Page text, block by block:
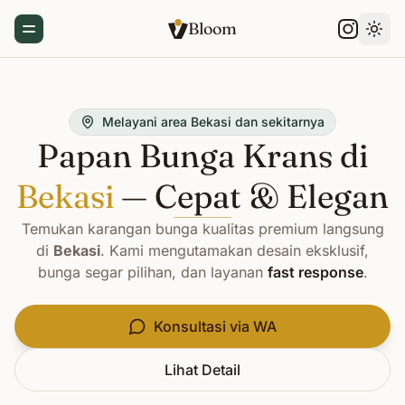
Toggle Menu Bloom
Melayani area Bekasi dan sekitarnya
Papan Bunga Krans di
Bekasi — Cepat & Elegan
Temukan karangan bunga kualitas premium langsung
di Bekasi. Kami mengutamakan desain eksklusif,
bunga segar pilihan, dan layanan fast response.
Konsultasi via WA
Lihat Detail